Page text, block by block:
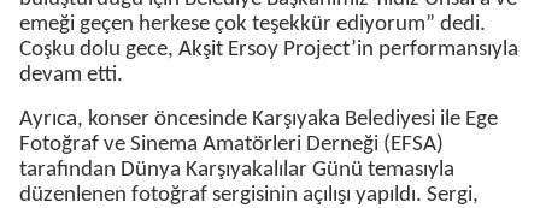
emeği geçen herkese çok teşekkür ediyorum” dedi.
Coşku dolu gece, Akşit Ersoy Project’in performansıyla
devam etti.
Ayrıca, konser öncesinde Karşıyaka Belediyesi ile Ege
Fotoğraf ve Sinema Amatörleri Derneği (EFSA)
tarafından Dünya Karşıyakalılar Günü temasıyla
düzenlenen fotoğraf sergisinin açılışı yapıldı. Sergi,